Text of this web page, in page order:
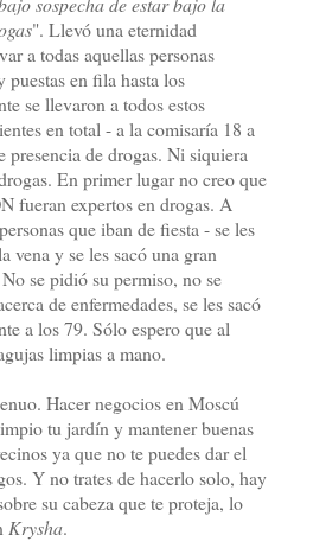
". Llevó una eternidad
a todas aquellas personas
puestas en fila hasta los
se llevaron a todos estos
en total - a la comisaría 18 a
presencia de drogas. Ni siquiera
En primer lugar no creo que
fueran expertos en drogas. A
que iban de fiesta - se les
vena y se les sacó una gran
se pidió su permiso, no se
de enfermedades, se les sacó
a los 79. Sólo espero que al
limpias a mano.
Hacer negocios en Moscú
tu jardín y mantener buenas
ya que no te puedes dar el
Y no trates de hacerlo solo, hay
su cabeza que te proteja, lo
Krysha.